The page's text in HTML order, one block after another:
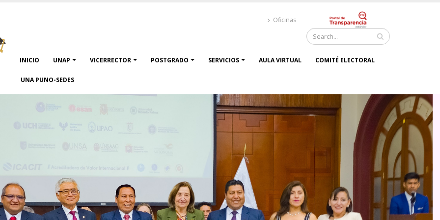
Buscar
Oficinas
Navegación
principal
INICIO UNAP VICERRECTOR POSTGRADO SERVICIOS AULA VIRTUAL COMITÉ ELECTORAL
UNA PUNO-SEDES